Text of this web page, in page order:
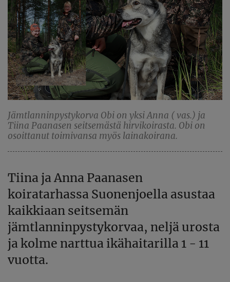
Jämtlanninpystykorva Obi on yksi Anna ( vas.) ja
Tiina Paanasen seitsemästä hirvikoirasta. Obi on
osoittanut toimivansa myös lainakoirana.
Tiina ja Anna Paanasen
koiratarhassa Suonenjoella asustaa
kaikkiaan seitsemän
jämtlanninpystykorvaa, neljä urosta
ja kolme narttua ikähaitarilla 1 - 11
vuotta.